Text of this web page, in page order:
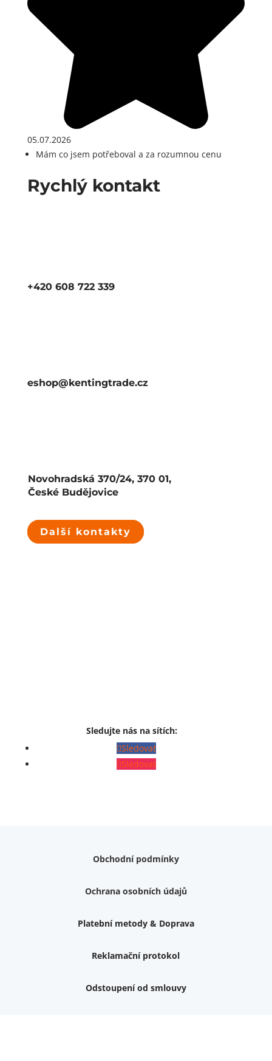
05.07.2026
Mám co jsem potřeboval a za rozumnou cenu
Rychlý kontakt
+420 608 722 339
eshop@kentingtrade.cz
Novohradská 370/24, 370 01,
České Budějovice
Další kontakty
Sledujte nás na sítích:
Sledovat
Sledovat
Obchodní podmínky
Ochrana osobních údajů
Platební metody & Doprava
Reklamační protokol
Odstoupení od smlouvy